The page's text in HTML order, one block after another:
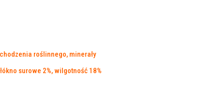
roślinnego, minerały
surowe 2%, wilgotność 18%